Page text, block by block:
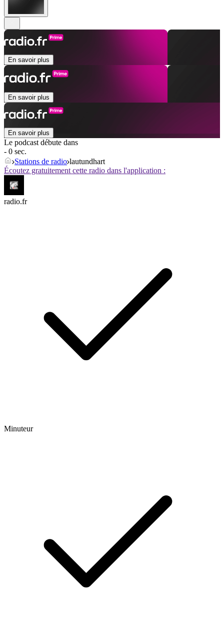
En savoir plus
En savoir plus
En savoir plus
Le podcast débute dans
- 0 sec.
Stations de radio lautundhart
Écoutez gratuitement cette radio dans l'application :
radio.fr
Minuteur